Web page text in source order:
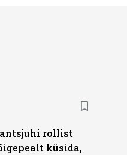
rollist
küsida,